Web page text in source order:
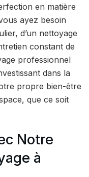
en matière
ayez besoin
d’un nettoyage
constant de
professionnel
dans la
propre bien-être
que ce soit
Notre
à